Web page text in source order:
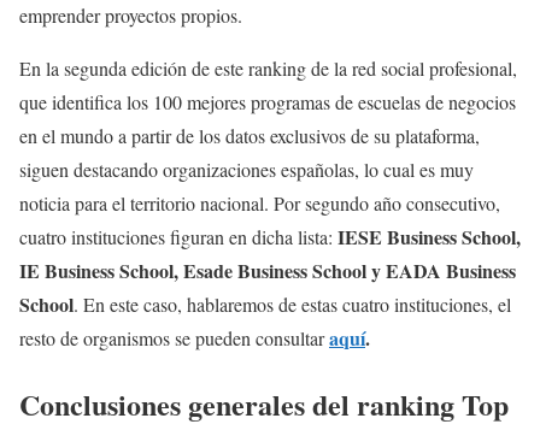
emprender proyectos propios.
En la segunda edición de este ranking de la red social profesional,
que identifica los 100 mejores programas de escuelas de negocios
en el mundo a partir de los datos exclusivos de su plataforma,
siguen destacando organizaciones españolas, lo cual es muy
noticia para el territorio nacional. Por segundo año consecutivo,
cuatro instituciones figuran en dicha lista: IESE Business School,
IE Business School, Esade Business School y EADA Business
School. En este caso, hablaremos de estas cuatro instituciones, el
resto de organismos se pueden consultaraquí.
Conclusiones generales del ranking Top